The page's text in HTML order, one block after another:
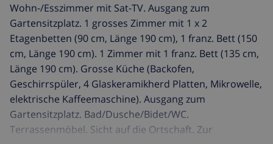
Wohn-/Esszimmer mit Sat-TV. Ausgang zum
Gartensitzplatz. 1 grosses Zimmer mit 1 x 2
Etagenbetten (90 cm, Länge 190 cm), 1 franz. Bett (150
cm, Länge 190 cm). 1 Zimmer mit 1 franz. Bett (135 cm,
Länge 190 cm). Grosse Küche (Backofen,
Geschirrspüler, 4 Glaskeramikherd Platten, Mikrowelle,
elektrische Kaffeemaschine). Ausgang zum
Gartensitzplatz. Bad/Dusche/Bidet/WC.
Terrassenmöbel. Sicht auf die Ortschaft. Zur